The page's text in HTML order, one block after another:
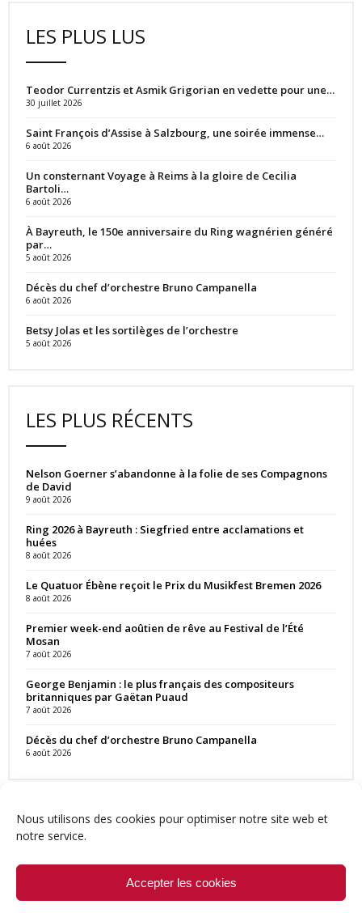
Nous utilisons des cookies pour optimiser notre site web et
notre service.
Accepter les cookies
LES PLUS LUS
Teodor Currentzis et Asmik Grigorian en vedette pour une…
30 juillet 2026
Saint François d’Assise à Salzbourg, une soirée immense…
6 août 2026
Un consternant Voyage à Reims à la gloire de Cecilia
Bartoli…
6 août 2026
À Bayreuth, le 150e anniversaire du Ring wagnérien généré
par…
5 août 2026
Décès du chef d’orchestre Bruno Campanella
6 août 2026
Betsy Jolas et les sortilèges de l’orchestre
5 août 2026
LES PLUS RÉCENTS
Nelson Goerner s’abandonne à la folie de ses Compagnons
de David
9 août 2026
Ring 2026 à Bayreuth : Siegfried entre acclamations et
huées
8 août 2026
Le Quatuor Ébène reçoit le Prix du Musikfest Bremen 2026
8 août 2026
Premier week-end aoûtien de rêve au Festival de l’Été
Mosan
7 août 2026
George Benjamin : le plus français des compositeurs
britanniques par Gaëtan Puaud
7 août 2026
Décès du chef d’orchestre Bruno Campanella
6 août 2026